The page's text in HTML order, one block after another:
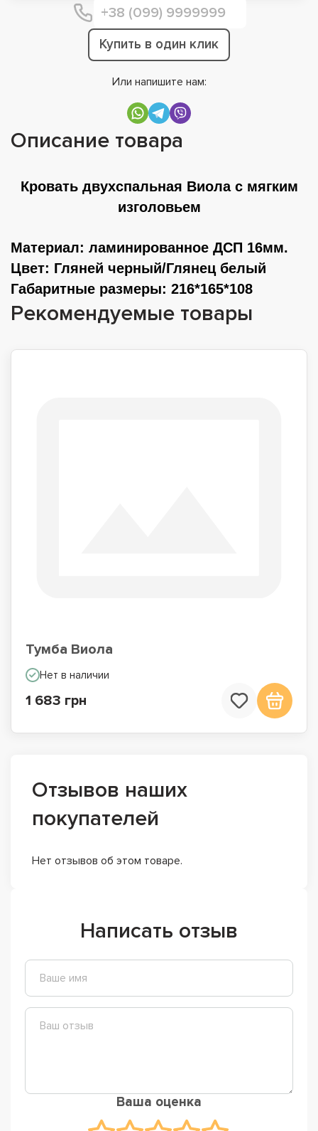
Купить в один клик
Или напишите нам:
Описание товара
Кровать двухспальная Виола с мягким
изголовьем
Материал: ламинированное ДСП 16мм.
Цвет: Гляней черный/Глянец белый
Габаритные размеры: 216*165*108
Рекомендуемые товары
Тумба Виола
Нет в наличии
1 683 грн
Отзывов наших
покупателей
Нет отзывов об этом товаре.
Написать отзыв
Ваша оценка